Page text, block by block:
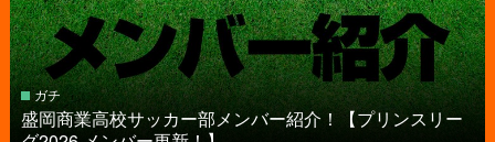
ガチ
盛岡商業高校サッカー部メンバー紹介！【プリンスリー